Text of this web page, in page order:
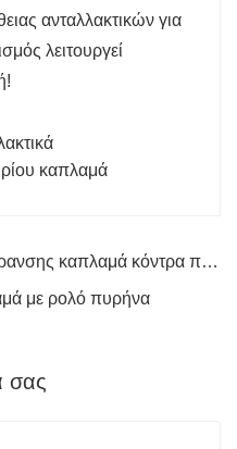
ανταλλακτικών για
λειτουργεί
καπλαμά
Προηγούμενος : Μηχάνημα ξήρανσης καπλαμά κόντρα πλακέ
με ρολό πυρήνα
σας